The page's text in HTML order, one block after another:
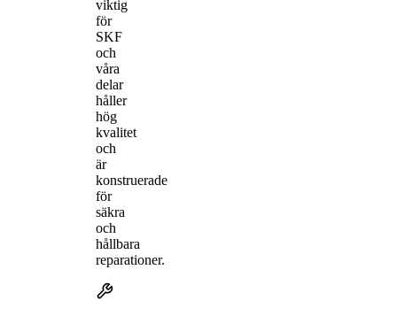
viktig
för
SKF
och
våra
delar
håller
hög
kvalitet
och
är
konstruerade
för
säkra
och
hållbara
reparationer.